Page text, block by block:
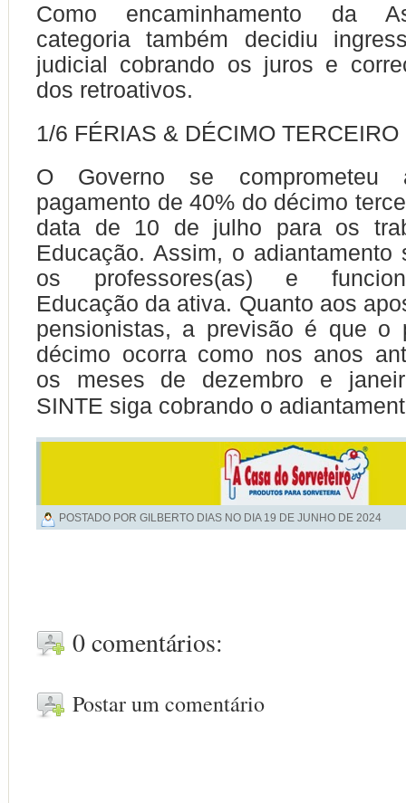
Como encaminhamento da
categoria também decidiu
judicial cobrando os juros e
dos retroativos.
1/6 FÉRIAS & DÉCIMO TERCEIRO
O Governo se
pagamento de 40% do décimo
data de 10 de julho para os
Educação. Assim, o adiantamento
os professores(as) e
Educação da ativa. Quanto aos
pensionistas, a previsão é que o
décimo ocorra como nos anos
os meses de dezembro e
SINTE siga cobrando o
POSTADO POR GILBERTO DIAS NO DIA 19 DE JUNHO DE 2024
0 comentários:
Postar um comentário